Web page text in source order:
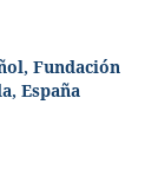
Fundación
España